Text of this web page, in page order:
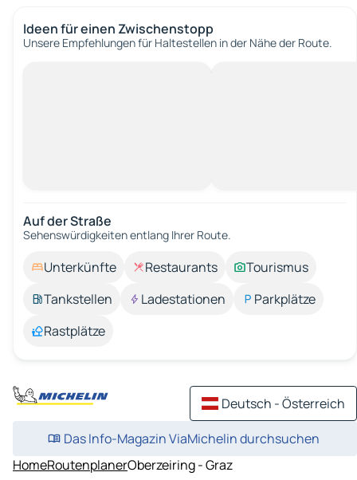
Ideen für einen Zwischenstopp
Unsere Empfehlungen für Haltestellen in der Nähe der Route.
Auf der Straße
Sehenswürdigkeiten entlang Ihrer Route.
Unterkünfte Restaurants
Tourismus
Tankstellen
Ladestationen
Parkplätze
Rastplätze
Deutsch - Österreich
Das Info-Magazin ViaMichelin durchsuchen
HomeRoutenplanerOberzeiring - Graz